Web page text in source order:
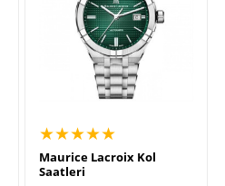
★★★★★
Maurice Lacroix Kol
Saatleri